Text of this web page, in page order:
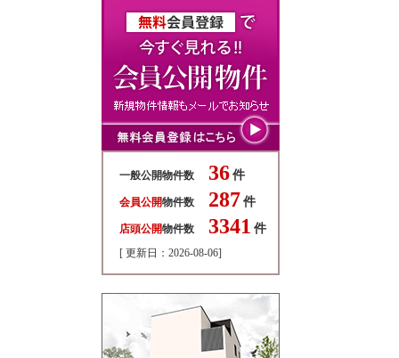
一般公開物件数 36 件
会員公開物件数 287 件
店頭公開物件数 3341 件
[ 更新日：2026-08-06]